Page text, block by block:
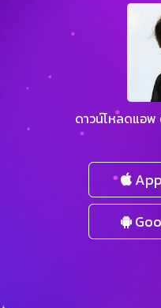
ดาวน์โหลดแอพ